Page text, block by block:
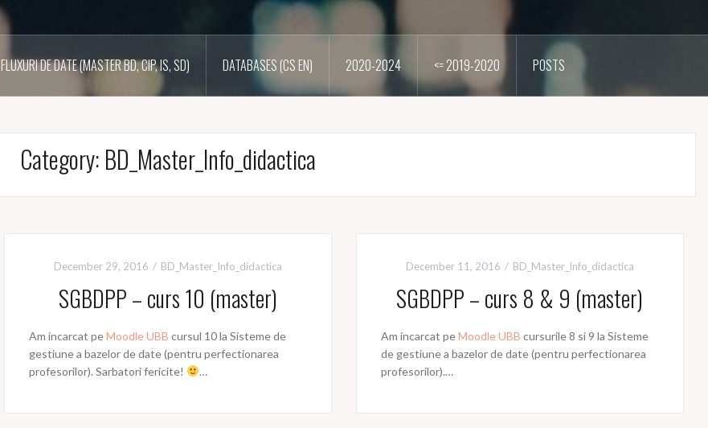
FLUXURI DE DATE (MASTER BD, CIP, IS, SD) DATABASES (CS EN) 2020-2024 <= 2019-2020 POSTS
Category: BD_Master_Info_didactica
December 29, 2016 BD_Master_Info_didactica
SGBDPP – curs 10 (master)
Am incarcat peMoodle UBB cursul 10 la Sisteme de
gestiune a bazelor de date (pentru perfectionarea
profesorilor). Sarbatori fericite!
…
December 11, 2016 BD_Master_Info_didactica
SGBDPP – curs 8 & 9 (master)
Am incarcat peMoodle UBB cursurile 8 si 9 la Sisteme
de gestiune a bazelor de date (pentru perfectionarea
profesorilor).…